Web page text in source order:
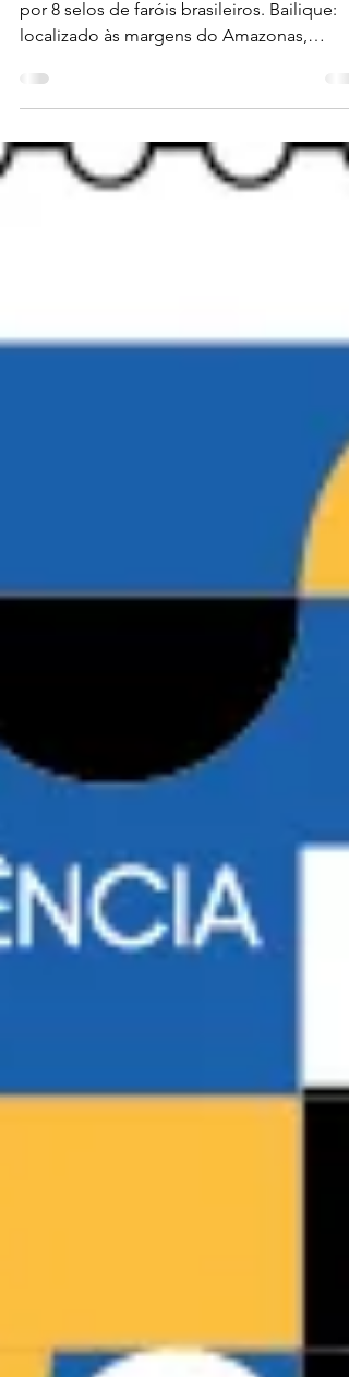
Sobre os Selos Esta emissão é composta
por 8 selos de faróis brasileiros. Bailique:
localizado às margens do Amazonas,
orienta...